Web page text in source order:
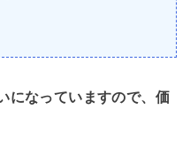
になっていますので、価